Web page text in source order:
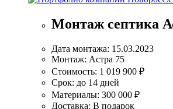
Монтаж септика
Дата монтажа: 15.03.2023
Монтаж: Астра 75
Стоимость: 1 019 900 ₽
Срок: до 14 дней
Материалы: 300 000 ₽
Доставка: В подарок